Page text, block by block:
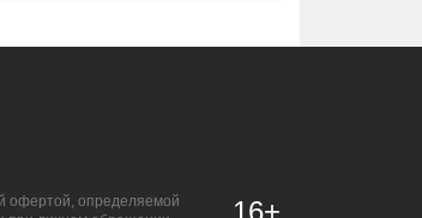
офертой, определяемой
16+